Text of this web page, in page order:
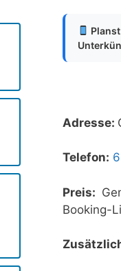
Adresse:
Telefon:
Preis:
Booking-